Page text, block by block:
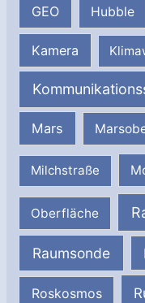
GEO Hubble
Kamera
Mars
Milchstraße
Oberfläche
Raumsonde
Roskosmos